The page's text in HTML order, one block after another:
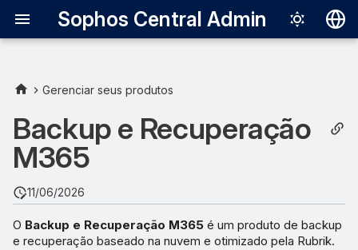
Sophos Central Admin
Español
Français
日本語
한국어
Como começar
Adicionar uma assinatura
Atribuir um domínio SLA
Gerenciar seus produtos
Backup e Recuperação
M365
11/06/2026
O Backup e Recuperação M365 é um produto de backup
e recuperação baseado na nuvem e otimizado pela Rubrik.